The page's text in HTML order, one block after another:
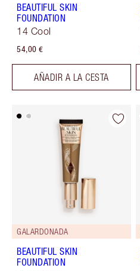
BEAUTIFUL SKIN
FOUNDATION
14 Cool
54,00 €
AÑADIR A LA CESTA
GALARDONADA
BEAUTIFUL SKIN
FOUNDATION